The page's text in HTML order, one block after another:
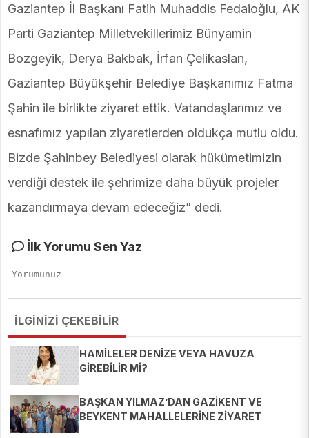
Gaziantep İl Başkanı Fatih Muhaddis Fedaioğlu, AK
Parti Gaziantep Milletvekillerimiz Bünyamin
Bozgeyik, Derya Bakbak, İrfan Çelikaslan,
Gaziantep Büyükşehir Belediye Başkanımız Fatma
Şahin ile birlikte ziyaret ettik. Vatandaşlarımız ve
esnafımız yapılan ziyaretlerden oldukça mutlu oldu.
Bizde Şahinbey Belediyesi olarak hükümetimizin
verdiği destek ile şehrimize daha büyük projeler
kazandırmaya devam edeceğiz” dedi.
İlk Yorumu Sen Yaz
İLGİNİZİ ÇEKEBİLİR
HAMİLELER DENİZE VEYA HAVUZA
GİREBİLİR Mİ?
BAŞKAN YILMAZ’DAN GAZİKENT VE
BEYKENT MAHALLELERİNE ZİYARET